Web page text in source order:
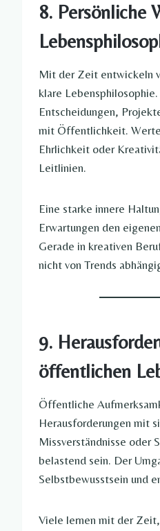
8. Persönliche
Mit der Zeit entwickeln
klare
Entscheidungen,
mit Öffentlichkeit.
Ehrlichkeit oder
Leitlinien.
Eine starke innere
Erwartungen den
Gerade in kreativen
nicht von Trends
9.
öffentlichen
Öffentliche
Herausforderungen mit
Missverständnisse oder
belastend sein. Der
Selbstbewusstsein und
Viele lernen mit der